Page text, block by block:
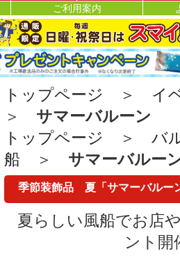
参加型イベント バルーン・風船
お披露目
ベ
ご利用案内
トップページ ＞ イ
＞ サマーバルーン
トップページ ＞ バ
船 ＞ サマーバルー
季節装飾品 夏「サマーバルー
夏らしい風船でお店
ント開